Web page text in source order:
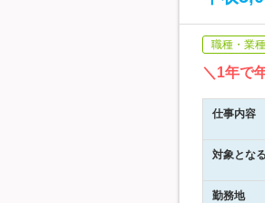
職種・業
＼1年で
仕事内容
対象とな
勤務地